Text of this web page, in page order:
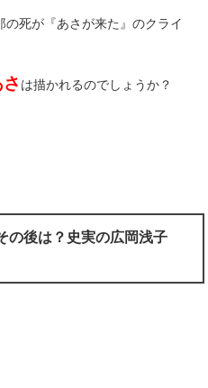
の死が『あさが来た』のクライ
は描かれるのでしょうか？
の後は？史実の広岡浅子